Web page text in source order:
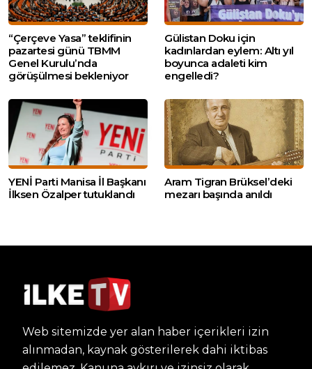
“Çerçeve Yasa” teklifinin
pazartesi günü TBMM
Genel Kurulu’nda
görüşülmesi bekleniyor
Gülistan Doku için
kadınlardan eylem: Altı yıl
boyunca adaleti kim
engelledi?
YENİ Parti Manisa İl Başkanı
İlksen Özalper tutuklandı
Aram Tigran Brüksel’deki
mezarı başında anıldı
Web sitemizde yer alan haber içerikleri izin
alınmadan, kaynak gösterilerek dahi iktibas